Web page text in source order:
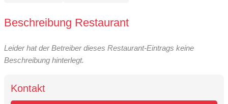
Beschreibung Restaurant
Leider hat der Betreiber dieses Restaurant-Eintrags keine
Beschreibung hinterlegt.
Kontakt